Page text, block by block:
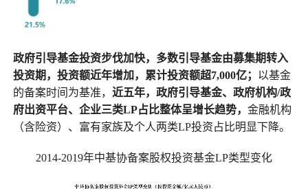
政府引导基金投资步伐加快，多数引导基金由募集期转入
投资期，投资额近年增加，累计投资额超7,000亿； 以基金
的备案时间为基准， 近五年，政府引导基金、政府机构/政
府出资平台、企业三类LP占比整体呈增长趋势， 金融机构
（含险资）、富有家族及个人两类LP投资占比明显下降。
2014-2019年中基协备案股权投资基金LP类型变化